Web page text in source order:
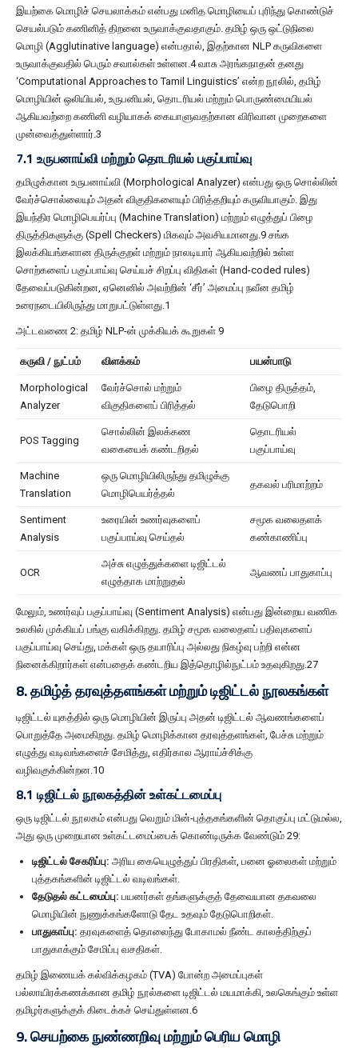
இயற்கை மொழிச் செயலாக்கம் என்பது மனித மொழியைப் புரிந்து கொண்டுச்
செயல்படும் கணினித் திறனை உருவாக்குவதாகும். தமிழ் ஒரு ஒட்டுநிலை
மொழி (Agglutinative language) என்பதால், இதற்கான NLP கருவிகளை
உருவாக்குவதில் பெரும் சவால்கள் உள்ளன.4 வாசு அரங்கநாதன் தனது
‘Computational Approaches to Tamil Linguistics’ என்ற நூலில், தமிழ்
மொழியின் ஒலியியல், உருபனியல், தொடரியல் மற்றும் பொருண்மையியல்
ஆகியவற்றை கணினி வழியாகக் கையாளுவதற்கான விரிவான முறைகளை
முன்வைத்துள்ளார்.3
7.1 உருபனாய்வி மற்றும் தொடரியல் பகுப்பாய்வு
தமிழுக்கான உருபனாய்வி (Morphological Analyzer) என்பது ஒரு சொல்லின்
வேர்ச்சொல்லையும் அதன் விகுதிகளையும் பிரித்தறியும் கருவியாகும். இது
இயந்திர மொழிபெயர்ப்பு (Machine Translation) மற்றும் எழுத்துப் பிழை
திருத்திகளுக்கு (Spell Checkers) மிகவும் அவசியமானது.9 சங்க
இலக்கியங்களான திருக்குறள் மற்றும் நாலடியார் ஆகியவற்றில் உள்ள
சொற்களைப் பகுப்பாய்வு செய்யச் சிறப்பு விதிகள் (Hand-coded rules)
தேவைப்படுகின்றன, ஏனெனில் அவற்றின் ‘சீர்’ அமைப்பு நவீன தமிழ்
உரைநடையிலிருந்து மாறுபட்டுள்ளது.1
அட்டவணை 2: தமிழ் NLP-ன் முக்கியக் கூறுகள் 9
கருவி / நுட்பம் விளக்கம் பயன்பாடு
Morphological
Analyzer
வேர்ச்சொல் மற்றும்
விகுதிகளைப் பிரித்தல்
பிழை திருத்தம்,
தேடுபொறி
POS Tagging
சொல்லின் இலக்கண
வகையைக் கண்டறிதல்
தொடரியல்
பகுப்பாய்வு
Machine
Translation
ஒரு மொழியிலிருந்து தமிழுக்கு
மொழிபெயர்த்தல்
தகவல் பரிமாற்றம்
Sentiment
Analysis
உரையின் உணர்வுகளைப்
பகுப்பாய்வு செய்தல்
சமூக வலைதளக்
கண்காணிப்பு
OCR
அச்சு எழுத்துக்களை டிஜிட்டல்
எழுத்தாக மாற்றுதல்
ஆவணப் பாதுகாப்பு
மேலும், உணர்வுப் பகுப்பாய்வு (Sentiment Analysis) என்பது இன்றைய வணிக
உலகில் முக்கியப் பங்கு வகிக்கிறது. தமிழ் சமூக வலைதளப் பதிவுகளைப்
பகுப்பாய்வு செய்து, மக்கள் ஒரு தயாரிப்பு அல்லது நிகழ்வு பற்றி என்ன
நினைக்கிறார்கள் என்பதைக் கண்டறிய இத்தொழில்நுட்பம் உதவுகிறது.27
8. தமிழ்த் தரவுத்தளங்கள் மற்றும் டிஜிட்டல் நூலகங்கள்
டிஜிட்டல் யுகத்தில் ஒரு மொழியின் இருப்பு அதன் டிஜிட்டல் ஆவணங்களைப்
பொறுத்தே அமைகிறது. தமிழ் மொழிக்கான தரவுத்தளங்கள், பேச்சு மற்றும்
எழுத்து வடிவங்களைச் சேமித்து, எதிர்கால ஆராய்ச்சிக்கு
வழிவகுக்கின்றன.10
8.1 டிஜிட்டல் நூலகத்தின் உள்கட்டமைப்பு
ஒரு டிஜிட்டல் நூலகம் என்பது வெறும் மின்-புத்தகங்களின் தொகுப்பு மட்டுமல்ல,
அது ஒரு முறையான உள்கட்டமைப்பைக் கொண்டிருக்க வேண்டும் 29:
டிஜிட்டல் சேகரிப்பு: அரிய கையெழுத்துப் பிரதிகள், பனை ஓலைகள் மற்றும்
புத்தகங்களின் டிஜிட்டல் வடிவங்கள்.
தேடுதல் கட்டமைப்பு: பயனர்கள் தங்களுக்குத் தேவையான தகவலை
மொழியின் நுணுக்கங்களோடு தேட உதவும் தேடுபொறிகள்.
பாதுகாப்பு: தரவுகளைத் தொலைந்து போகாமல் நீண்ட காலத்திற்குப்
பாதுகாக்கும் சேமிப்பு வசதிகள்.
தமிழ் இணையக் கல்விக்கழகம் (TVA) போன்ற அமைப்புகள்
பல்லாயிரக்கணக்கான தமிழ் நூல்களை டிஜிட்டல் மயமாக்கி, உலகெங்கும் உள்ள
தமிழர்களுக்குக் கிடைக்கச் செய்துள்ளன.6
9. செயற்கை நுண்ணறிவு மற்றும் பெரிய மொழி